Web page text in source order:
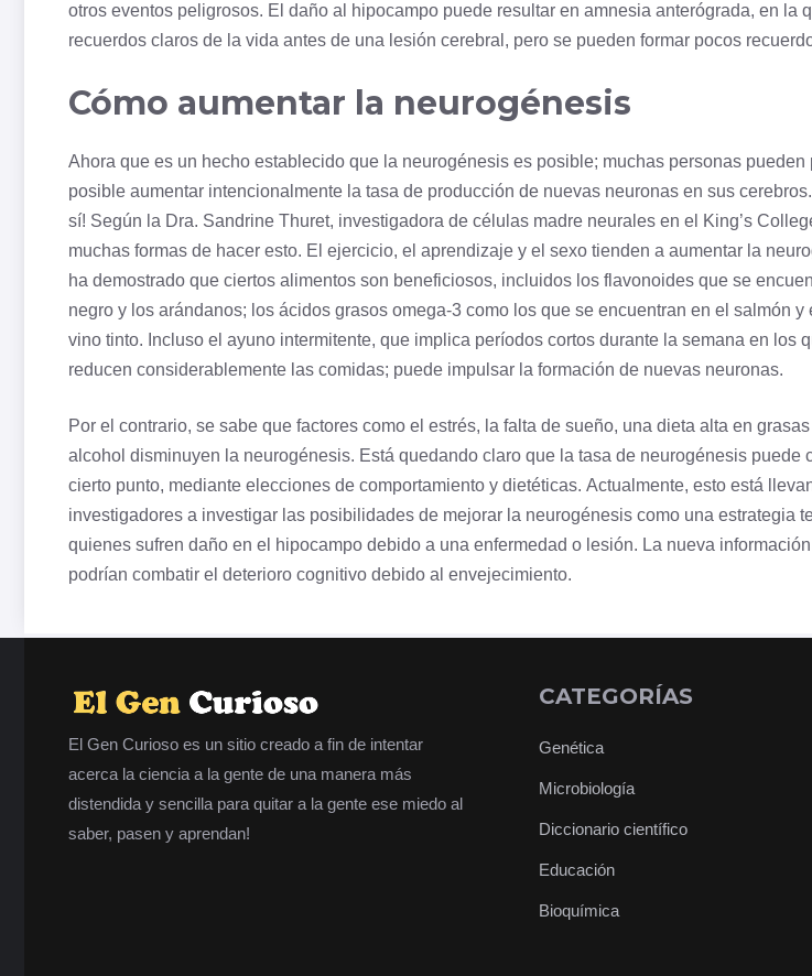
otros eventos peligrosos. El daño al hipocampo puede resultar en amnesia anterógrada, en la
recuerdos claros de la vida antes de una lesión cerebral, pero se pueden formar pocos
Cómo aumentar la neurogénesis
Ahora que es un hecho establecido que la neurogénesis es posible; muchas personas pueden
posible aumentar intencionalmente la tasa de producción de nuevas neuronas en sus
sí! Según la Dra. Sandrine Thuret, investigadora de células madre neurales en el King’s
muchas formas de hacer esto. El ejercicio, el aprendizaje y el sexo tienden a aumentar la
ha demostrado que ciertos alimentos son beneficiosos, incluidos los flavonoides que se
negro y los arándanos; los ácidos grasos omega-3 como los que se encuentran en el salmón y
vino tinto. Incluso el ayuno intermitente, que implica períodos cortos durante la semana en los
reducen considerablemente las comidas; puede impulsar la formación de nuevas neuronas.
Por el contrario, se sabe que factores como el estrés, la falta de sueño, una dieta alta en grasas
alcohol disminuyen la neurogénesis. Está quedando claro que la tasa de neurogénesis puede
cierto punto, mediante elecciones de comportamiento y dietéticas. Actualmente, esto está
investigadores a investigar las posibilidades de mejorar la neurogénesis como una estrategia
quienes sufren daño en el hipocampo debido a una enfermedad o lesión. La nueva
podrían combatir el deterioro cognitivo debido al envejecimiento.
El Gen Curioso es un sitio creado a fin de intentar
acerca la ciencia a la gente de una manera más
distendida y sencilla para quitar a la gente ese miedo al
saber, pasen y aprendan!
CATEGORÍAS
Genética
Microbiología
Diccionario científico
Educación
Bioquímica